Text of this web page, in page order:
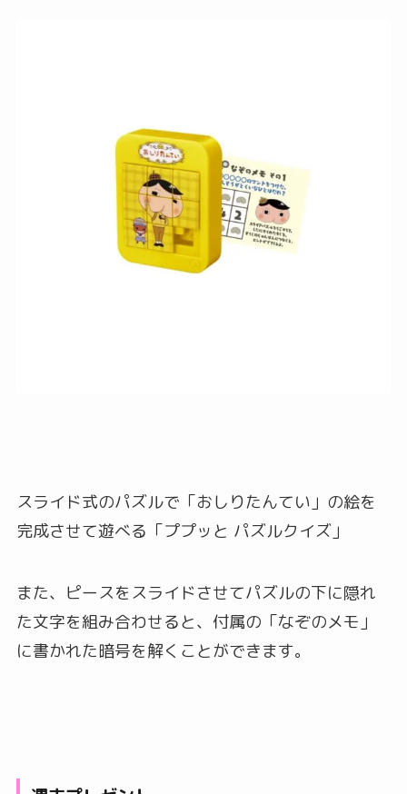
スライド式のパズルで「おしりたんてい」の絵を
完成させて遊べる「ププッと パズルクイズ」
また、ピースをスライドさせてパズルの下に隠れ
た文字を組み合わせると、付属の「なぞのメモ」
に書かれた暗号を解くことができます。